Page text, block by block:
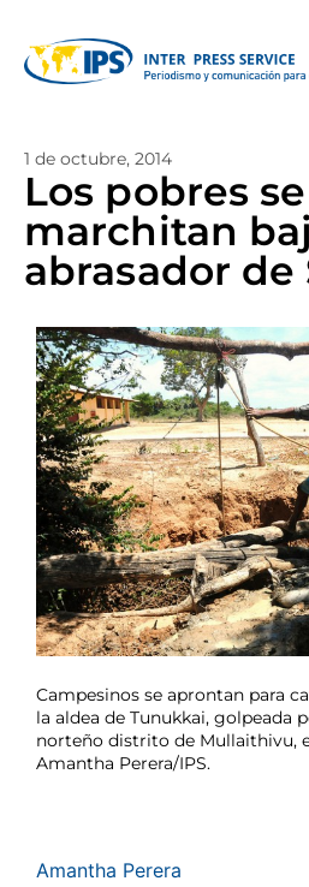
1 de octubre, 2014
Los pobres se
marchitan
abrasador de
Campesinos se aprontan para
la aldea de Tunukkai, golpeada
norteño distrito de Mullaithivu,
Amantha Perera/IPS.
Amantha Perera